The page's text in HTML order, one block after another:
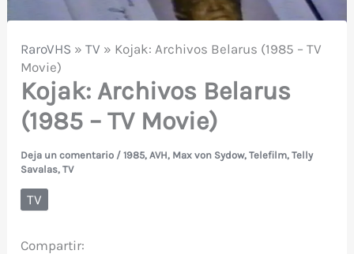
RaroVHS »TV » Kojak: Archivos Belarus (1985 – TV
Movie)
Kojak: Archivos Belarus
(1985 – TV Movie)
Deja un comentario /1985,AVH, Max von Sydow,Telefilm,Telly
Savalas,TV
TV
Compartir: